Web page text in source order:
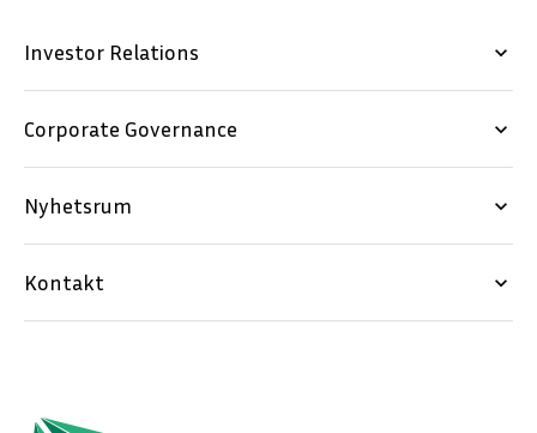
Investor Relations keyboard_arrow_down
Corporate Governance keyboard_arrow_down
Nyhetsrum keyboard_arrow_down
Kontakt keyboard_arrow_down